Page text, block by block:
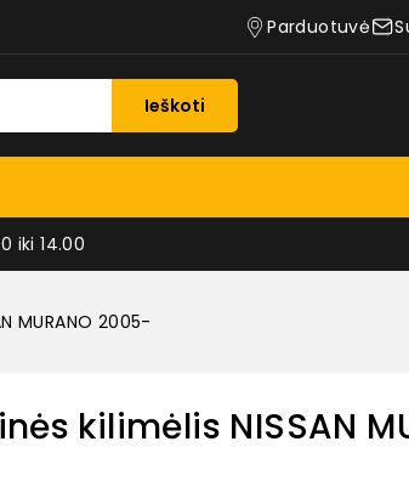
Parduotuvė
Ieškoti
iki 14.00
MURANO 2005-
kilimėlis NISSAN